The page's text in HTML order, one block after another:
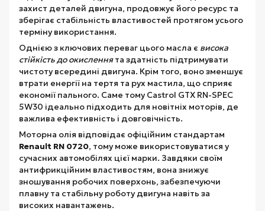
захист деталей двигуна, продовжує його ресурс та
зберігає стабільність властивостей протягом усього
терміну використання.
Однією з ключових переваг цього масла є висока
стійкість до окисленнята здатність підтримувати
чистоту всередині двигуна. Крім того, воно зменшує
втрати енергії на тертя та рух мастила, що сприяє
економії пального. Саме тому Castrol GTX RN-SPEC
5W30 ідеально підходить для новітніх моторів, де
важлива ефективність і довговічність.
Моторна олія відповідає офіційним стандартам
Renault RN 0720, тому може використовуватися у
сучасних автомобілях цієї марки. Завдяки своїм
антифрикційним властивостям, вона знижує
зношування робочих поверхонь, забезпечуючи
плавну та стабільну роботу двигуна навіть за
високих навантажень.